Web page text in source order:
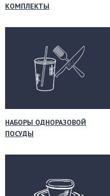
КОМПЛЕКТЫ
НАБОРЫ ОДНОРАЗОВОЙ
ПОСУДЫ